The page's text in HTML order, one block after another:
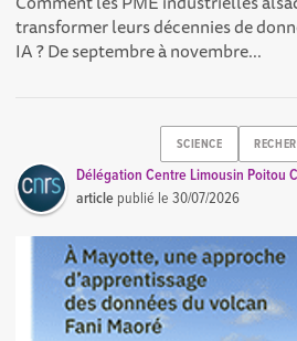
transformer leurs décennies de
IA ? De septembre à novembre...
SCIENCE
Délégation Centre Limousin Poitou
article publié le30/07/2026